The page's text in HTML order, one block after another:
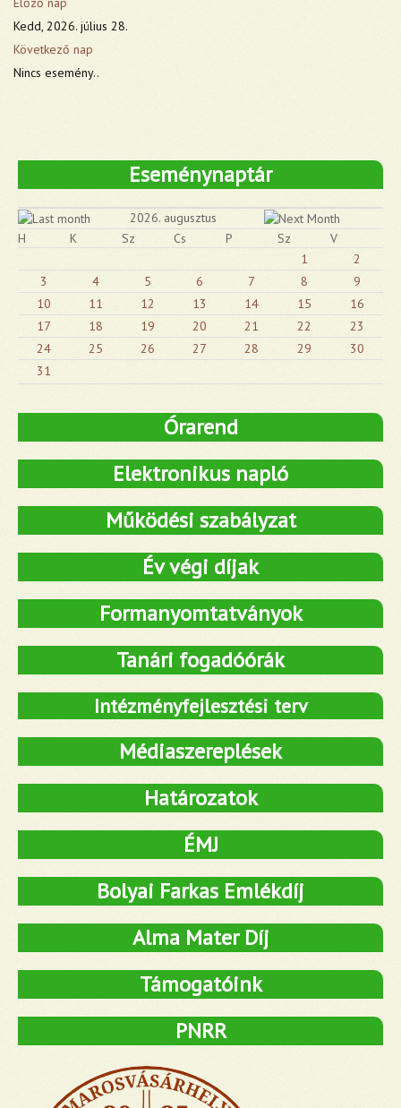
Kedd, 2026. július 28.
Következő nap
Nincs esemény..
Eseménynaptár
2026. augusztus
H
K Sz Cs P Sz
V
1
2
3
4 5 6 7 8
9
10
11 12 13 14 15
16
17
18 19 20 21 22
23
24
25 26 27 28 29
30
31
Órarend
Elektronikus napló
Működési szabályzat
Év végi díjak
Formanyomtatványok
Tanári fogadóórák
Intézményfejlesztési terv
Médiaszereplések
Határozatok
ÉMJ
Bolyai Farkas Emlékdíj
Alma Mater Díj
Támogatóink
PNRR